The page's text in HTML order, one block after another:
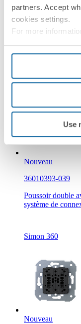
partners. Accept
cookies settings.
For more
Use
Nouveau
36010396-039
Double bouton-
rapide Simon 360
Simon 360
Nouveau
36010393-039
Poussoir double
système de
Simon 360
Nouveau